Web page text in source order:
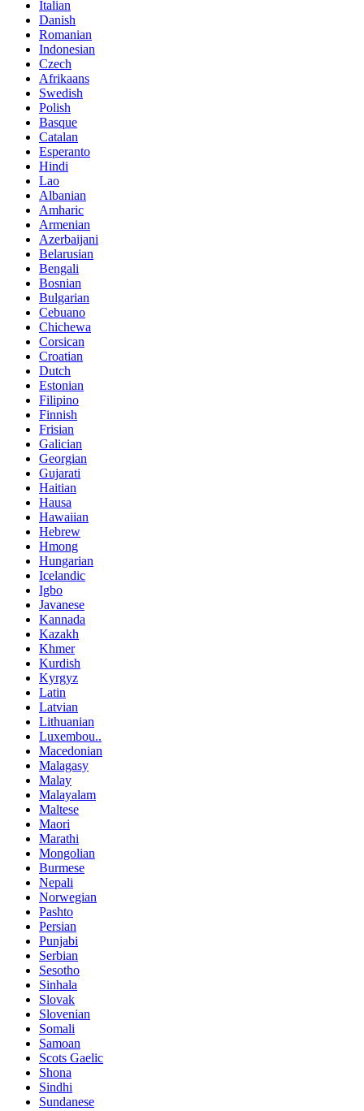
Italian
Danish
Romanian
Indonesian
Czech
Afrikaans
Swedish
Polish
Basque
Catalan
Esperanto
Hindi
Lao
Albanian
Amharic
Armenian
Azerbaijani
Belarusian
Bengali
Bosnian
Bulgarian
Cebuano
Chichewa
Corsican
Croatian
Dutch
Estonian
Filipino
Finnish
Frisian
Galician
Georgian
Gujarati
Haitian
Hausa
Hawaiian
Hebrew
Hmong
Hungarian
Icelandic
Igbo
Javanese
Kannada
Kazakh
Khmer
Kurdish
Kyrgyz
Latin
Latvian
Lithuanian
Luxembou..
Macedonian
Malagasy
Malay
Malayalam
Maltese
Maori
Marathi
Mongolian
Burmese
Nepali
Norwegian
Pashto
Persian
Punjabi
Serbian
Sesotho
Sinhala
Slovak
Slovenian
Somali
Samoan
Scots Gaelic
Shona
Sindhi
Sundanese